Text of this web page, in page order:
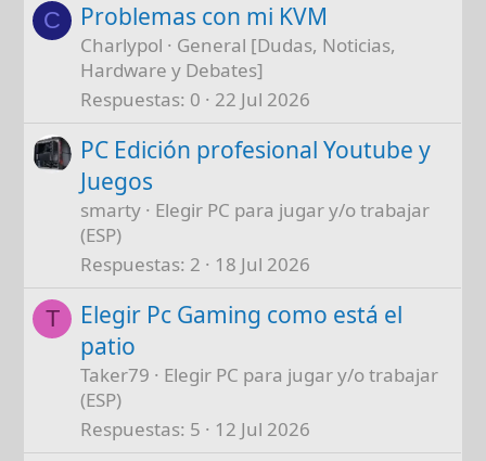
C Problemas con mi KVM
Charlypol
General [Dudas, Noticias,
Hardware y Debates]
Respuestas 0 22 Jul 2026
PC Edición profesional Youtube y
Juegos
smarty
Elegir PC para jugar y/o trabajar
(ESP)
Respuestas 2 18 Jul 2026
T
Elegir Pc Gaming como está el
patio
Taker79
Elegir PC para jugar y/o trabajar
(ESP)
Respuestas 5 12 Jul 2026